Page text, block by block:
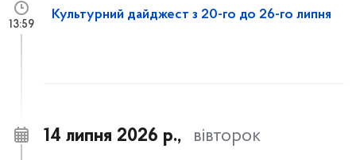
Культурний дайджест з 20-го до 26-го липня
13:59
14 липня 2026 р., вівторок